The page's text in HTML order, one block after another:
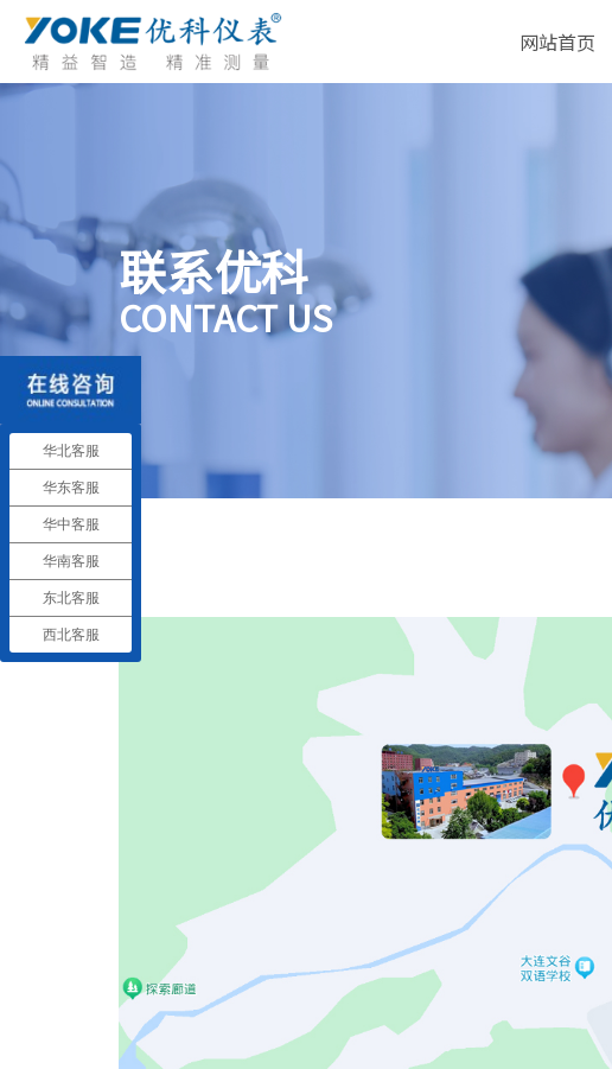
网站首页
联系优科
CONTACT US
华北客服
华东客服
华中客服
华南客服
东北客服
西北客服